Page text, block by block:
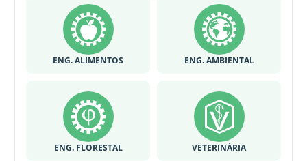
ENG. ALIMENTOS ENG. AMBIENTAL
ENG. FLORESTAL VETERINÁRIA